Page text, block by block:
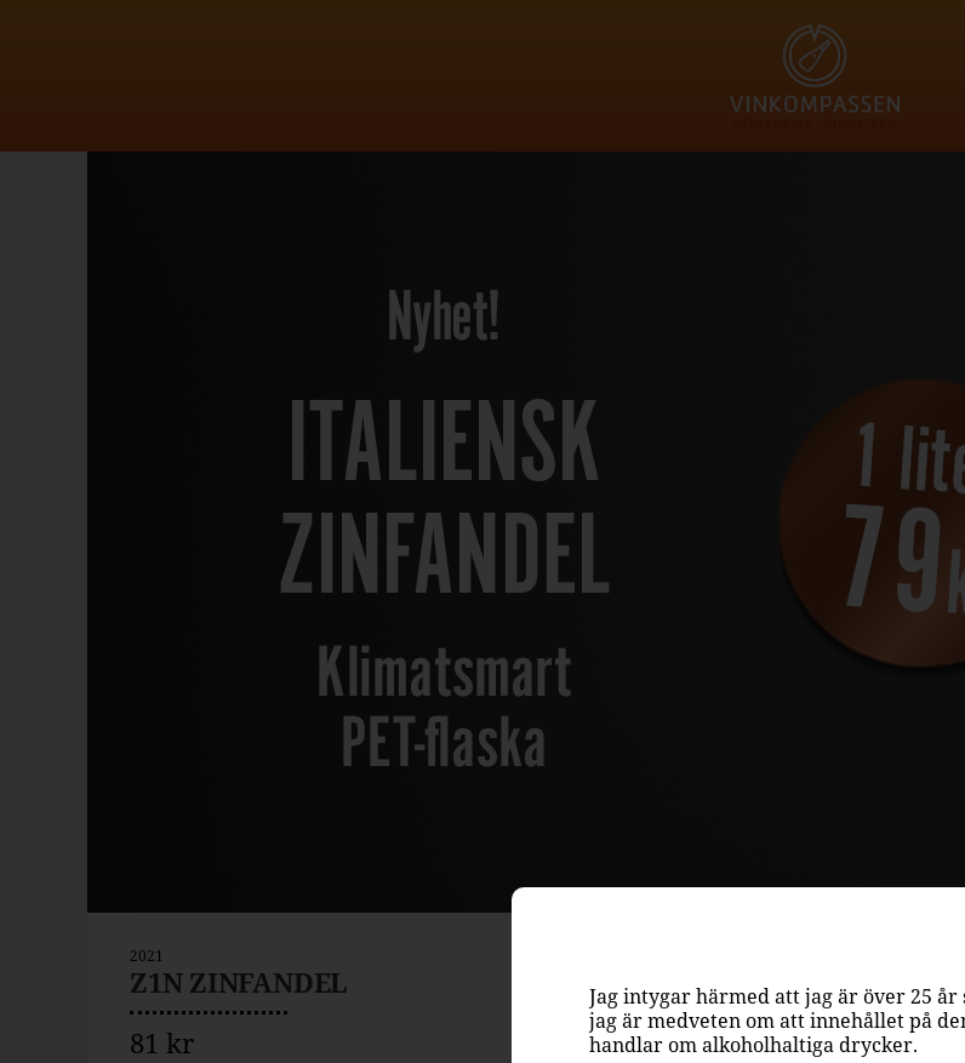
2021
Z1N ZINFANDEL
81 kr
Jag intygar härmed att jag är över 25 år
jag är medveten om att innehållet på
handlar om alkoholhaltiga drycker.